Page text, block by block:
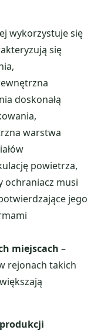
wykorzystuje się
się
doskonałą
warstwa
powietrza,
ochraniacz musi
jego
miejscach –
rejonach takich